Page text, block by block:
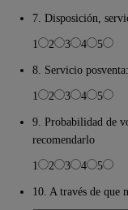
7. Disposición,
1
2 3 4
5
8. Servicio
1
2 3 4
5
9. Probabilidad de
recomendarlo
1
2 3 4
5
10. A través de que